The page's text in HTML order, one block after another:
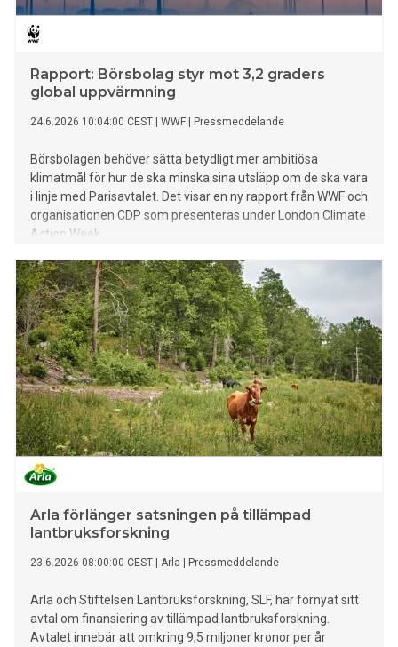
Rapport: Börsbolag styr mot 3,2 graders
global uppvärmning
24.6.2026 10:04:00 CEST WWF Pressmeddelande
Börsbolagen behöver sätta betydligt mer ambitiösa
klimatmål för hur de ska minska sina utsläpp om de ska vara
i linje med Parisavtalet. Det visar en ny rapport från WWF och
organisationen CDP som presenteras under London Climate
Action Week.
Arla förlänger satsningen på tillämpad
lantbruksforskning
23.6.2026 08:00:00 CEST Arla Pressmeddelande
Arla och Stiftelsen Lantbruksforskning, SLF, har förnyat sitt
avtal om finansiering av tillämpad lantbruksforskning.
Avtalet innebär att omkring 9,5 miljoner kronor per år